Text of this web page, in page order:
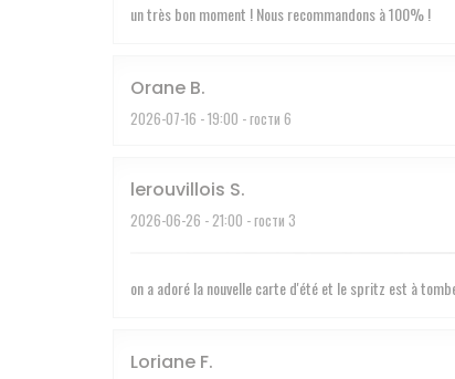
un très bon moment ! Nous recommandons à 100% !
Orane B
2026-07-16 - 19:00 - гости 6
lerouvillois S
2026-06-26 - 21:00 - гости 3
on a adoré la nouvelle carte d'été et le spritz est à
Loriane F